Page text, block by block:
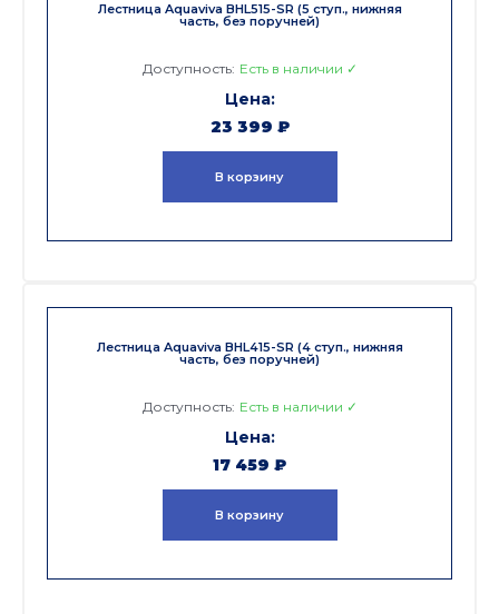
Лестница Aquaviva BHL515-SR (5 ступ., нижняя
часть, без поручней)
Доступность: Есть в наличии ✓
23 399 ₽
В корзину
Лестница Aquaviva BHL415-SR (4 ступ., нижняя
часть, без поручней)
Доступность: Есть в наличии ✓
17 459 ₽
В корзину